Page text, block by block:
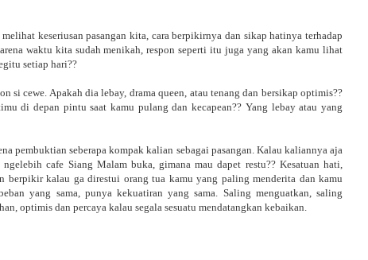
keseriusan pasangan kita, cara berpikirnya dan sikap hatinya terhadap
waktu kita sudah menikah, respon seperti itu juga yang akan kamu lihat
setiap hari??
si cewe. Apakah dia lebay, drama queen, atau tenang dan bersikap optimis??
di depan pintu saat kamu pulang dan kecapean?? Yang lebay atau yang
pembuktian seberapa kompak kalian sebagai pasangan. Kalau kaliannya aja
cafe Siang Malam buka, gimana mau dapet restu?? Kesatuan hati,
berpikir kalau ga direstui orang tua kamu yang paling menderita dan kamu
yang sama, punya kekuatiran yang sama. Saling menguatkan, saling
optimis dan percaya kalau segala sesuatu mendatangkan kebaikan.